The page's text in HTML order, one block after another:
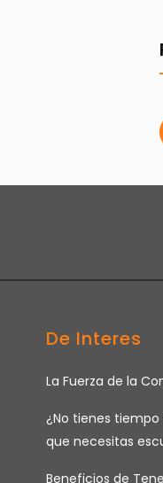
De Interes
La Fuerza de la
¿No tienes
que necesitas
Beneficios de